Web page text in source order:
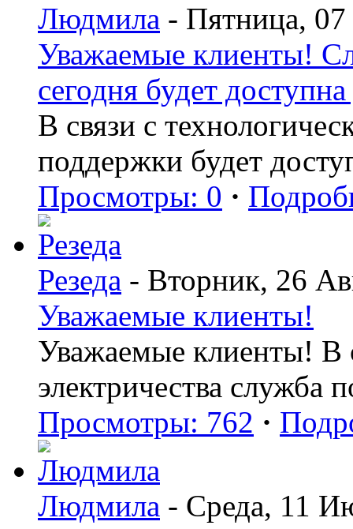
Людмила - Пятница, 07
Уважаемые клиенты!
сегодня будет
В связи с
поддержки будет
Просмотры: 0 ·
Резеда - Вторник, 26
Уважаемые клиенты!
Уважаемые клиенты! В
электричества служба
Просмотры: 762 ·
Людмила - Среда, 11